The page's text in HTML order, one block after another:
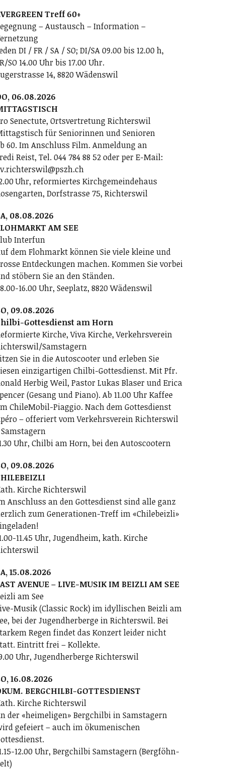
Treff 60+
– Austausch – Information –
DI / FR / SA / SO; DI/SA 09.00 bis 12.00 h,
SO 14.00 Uhr bis 17.00 Uhr.
14, 8820 Wädenswil
06.08.2026
Senectute, Ortsvertretung Richterswil
für Seniorinnen und Senioren
60. Im Anschluss Film. Anmeldung an
Reist, Tel. 044 784 88 52 oder per E-Mail:
Uhr, reformiertes Kirchgemeindehaus
Dorfstrasse 75, Richterswil
08.08.2026
AM SEE
Interfun
dem Flohmarkt können Sie viele kleine und
Entdeckungen machen. Kommen Sie vorbei
stöbern Sie an den Ständen.
16.00 Uhr, Seeplatz, 8820 Wädenswil
09.08.2026
Gottesdienst am Horn
Kirche, Viva Kirche, Verkehrsverein
Samstagern
Sie in die Autoscooter und erleben Sie
einzigartigen Chilbi-Gottesdienst. Mit Pfr.
Herbig Weil, Pastor Lukas Blaser und Erica
(Gesang und Piano). Ab 11.00 Uhr Kaffee
ChileMobil-Piaggio. Nach dem Gottesdienst
– offeriert vom Verkehrsverein Richterswil
Uhr, Chilbi am Horn, bei den Autoscootern
09.08.2026
Kirche Richterswil
Anschluss an den Gottesdienst sind alle ganz
zum Generationen-Treff im «Chilebeizli»
11.45 Uhr, Jugendheim, kath. Kirche
15.08.2026
AVENUE – LIVE-MUSIK IM BEIZLI AM SEE
am See
Musik (Classic Rock) im idyllischen Beizli am
bei der Jugendherberge in Richterswil. Bei
Regen findet das Konzert leider nicht
Eintritt frei – Kollekte.
Uhr, Jugendherberge Richterswil
16.08.2026
BERGCHILBI-GOTTESDIENST
Kirche Richterswil
der «heimeligen» Bergchilbi in Samstagern
gefeiert – auch im ökumenischen
12.00 Uhr, Bergchilbi Samstagern (Bergföhn-